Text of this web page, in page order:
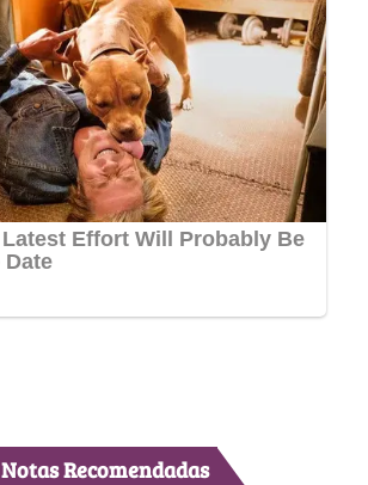
Notas Recomendadas